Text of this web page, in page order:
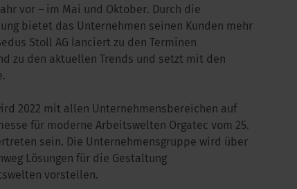
vor – im Mai und Oktober. Durch die
bietet das Unternehmen seinen Kunden mehr
Stoll AG lanciert zu den Terminen
zu den aktuellen Trends und setzt mit den
2022 mit allen Unternehmensbereichen auf
für moderne Arbeitswelten Orgatec vom 25.
sein. Die Unternehmensgruppe wird über
Lösungen für die Gestaltung
vorstellen.